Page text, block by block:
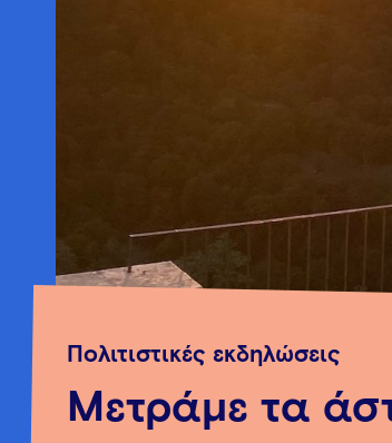
Πολιτιστικές εκδηλώσεις
Μετράμε τα